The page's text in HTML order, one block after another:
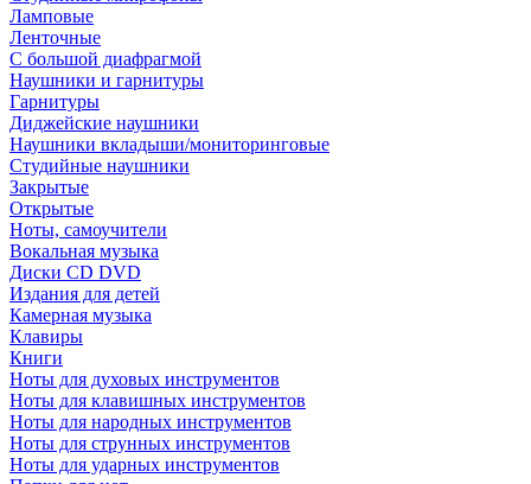
Ламповые
Ленточные
С большой диафрагмой
Наушники и гарнитуры
Гарнитуры
Диджейские наушники
Наушники вкладыши/мониторинговые
Студийные наушники
Закрытые
Открытые
Ноты, самоучители
Вокальная музыка
Диски CD DVD
Издания для детей
Камерная музыка
Клавиры
Книги
Ноты для духовых инструментов
Ноты для клавишных инструментов
Ноты для народных инструментов
Ноты для струнных инструментов
Ноты для ударных инструментов